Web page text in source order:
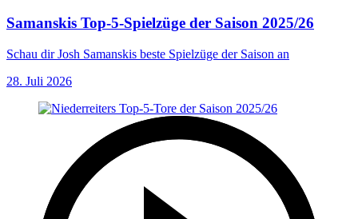
Samanskis Top-5-Spielzüge der Saison 2025/26
Schau dir Josh Samanskis beste Spielzüge der Saison an
28. Juli 2026